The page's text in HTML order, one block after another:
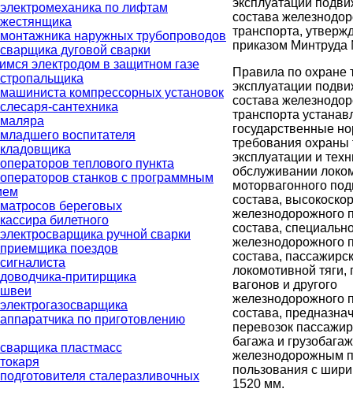
по лифтам
наружных трубопроводов
дуговой сварки
электродом в защитном газе
компрессорных установок
сантехника
воспитателя
теплового пункта
станков с программным
береговых
билетного
ручной сварки
поездов
притирщика
по приготовлению
пластмасс
сталеразливочных
состава
транспорта,
приказом
Правила по охране
эксплуатации
состава
транспорта
государственные
требования охраны
эксплуатации и
обслуживании
моторвагонного
состава,
железнодорожного
состава,
железнодорожного
состава,
локомотивной тяги,
вагонов и другого
железнодорожного
состава,
перевозок
багажа и
железнодорожным
пользования с
1520 мм.